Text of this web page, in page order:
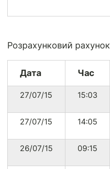
Розрахунковий рахунок
Дата Час
27/07/15 15:03
27/07/15
14:05
26/07/15
09:15